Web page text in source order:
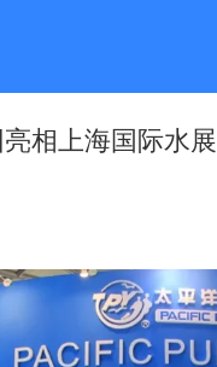
相上海国际水展